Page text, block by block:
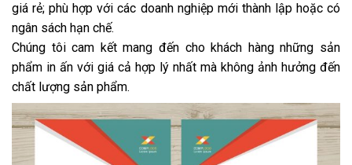
giá rẻ; phù hợp với các doanh nghiệp mới thành lập hoặc có
ngân sách hạn chế.
Chúng tôi cam kết mang đến cho khách hàng những sản
phẩm in ấn với giá cả hợp lý nhất mà không ảnh hưởng đến
chất lượng sản phẩm.